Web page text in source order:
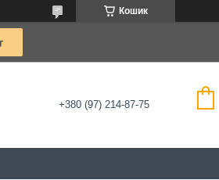
Кошик
+380 (97) 214-87-75